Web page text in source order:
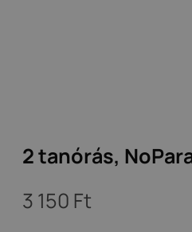
2 tanórás,
3 150 Ft